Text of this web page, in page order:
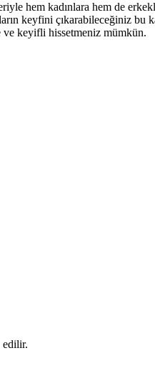
hem kadınlara hem de
keyfini çıkarabileceğiniz bu
ve keyifli hissetmeniz mümkün.
edilir.